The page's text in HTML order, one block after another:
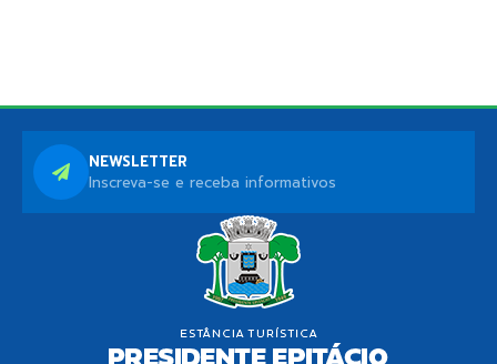
NEWSLETTER
Inscreva-se e receba informativos